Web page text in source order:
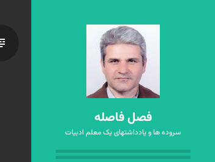
فصل فاصله
سروده ها و یادداشتهای یک معلم ادبیات